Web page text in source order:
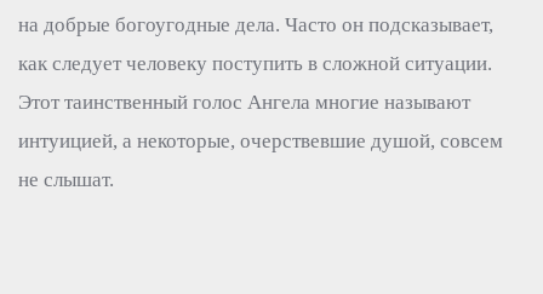
на добрые богоугодные дела. Часто он подсказывает,
как следует человеку поступить в сложной ситуации.
Этот таинственный голос Ангела многие называют
интуицией, а некоторые, очерствевшие душой, совсем
не слышат.